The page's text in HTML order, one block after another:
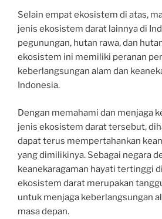
Selain empat ekosistem di atas,
jenis ekosistem darat lainnya di
pegunungan, hutan rawa, dan
ekosistem ini memiliki peranan
keberlangsungan alam dan
Indonesia.
Dengan memahami dan menjaga
jenis ekosistem darat tersebut,
dapat terus mempertahankan
yang dimilikinya. Sebagai negara
keanekaragaman hayati tertinggi
ekosistem darat merupakan
untuk menjaga keberlangsungan
masa depan.